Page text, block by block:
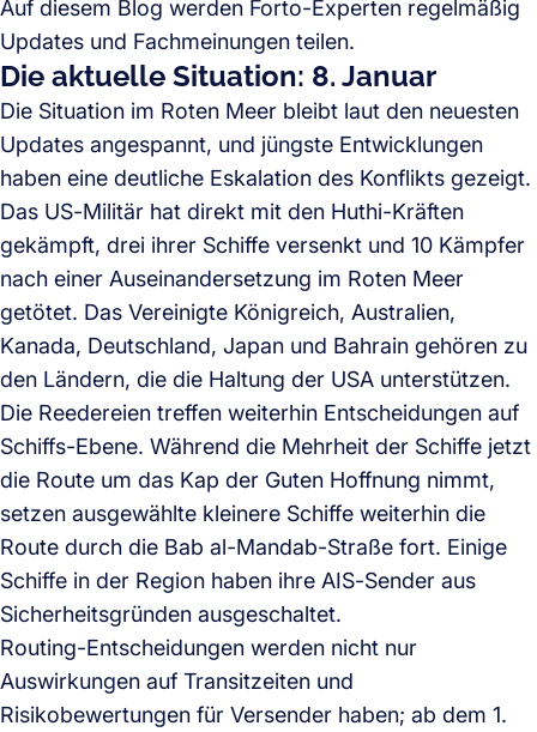
Auf diesem Blog werden Forto-Experten regelmäßig
Updates und Fachmeinungen teilen.
Die aktuelle Situation: 8. Januar
Die Situation im Roten Meer bleibt laut den neuesten
Updates angespannt, und jüngste Entwicklungen
haben eine deutliche Eskalation des Konflikts gezeigt.
Das US-Militär hat direkt mit den Huthi-Kräften
gekämpft, drei ihrer Schiffe versenkt und 10 Kämpfer
nach einer Auseinandersetzung im Roten Meer
getötet. Das Vereinigte Königreich, Australien,
Kanada, Deutschland, Japan und Bahrain gehören zu
den Ländern, die die Haltung der USA unterstützen.
Die Reedereien treffen weiterhin Entscheidungen auf
Schiffs-Ebene. Während die Mehrheit der Schiffe jetzt
die Route um das Kap der Guten Hoffnung nimmt,
setzen ausgewählte kleinere Schiffe weiterhin die
Route durch die Bab al-Mandab-Straße fort. Einige
Schiffe in der Region haben ihre AIS-Sender aus
Sicherheitsgründen ausgeschaltet.
Routing-Entscheidungen werden nicht nur
Auswirkungen auf Transitzeiten und
Risikobewertungen für Versender haben; ab dem 1.